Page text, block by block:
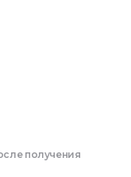
получения